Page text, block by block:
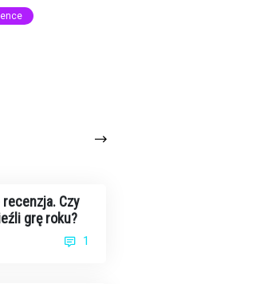
Czy
grę roku?
1